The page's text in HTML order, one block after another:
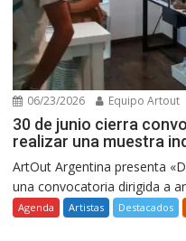
06/23/2026 Equipo Artout
30 de junio cierra
realizar una muestra
ArtOut Argentina presenta
una convocatoria dirigida a
Agenda Artistas Destacados